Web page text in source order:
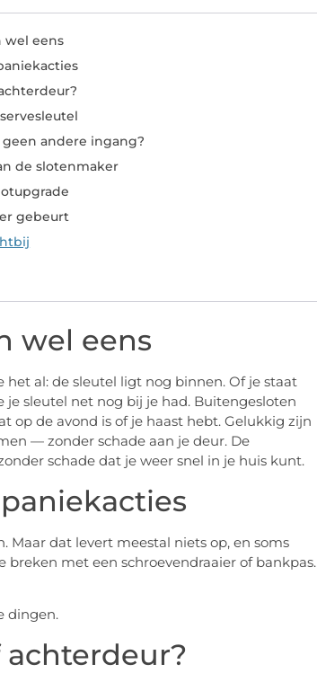
wel eens
andere ingang?
de slotenmaker
gebeurt
wel eens
al: de sleutel ligt nog binnen. Of je staat
sleutel net nog bij je had. Buitengesloten
op de avond is of je haast hebt. Gelukkig zijn
— zonder schade aan je deur. De
schade dat je weer snel in je huis kunt.
Maar dat levert meestal niets op, en soms
breken met een schroevendraaier of bankpas.
dingen.
achterdeur?